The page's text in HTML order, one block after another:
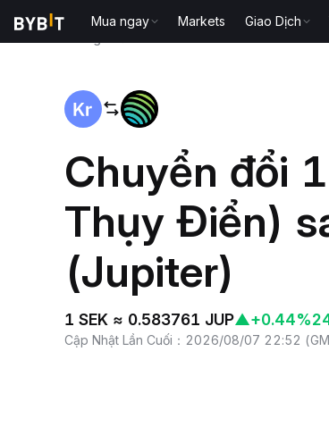
Mua ngay Markets Giao Dịch
Chuyển đổi
Thụy Điển)
(Jupiter)
1 SEK ≈ 0.583761 JUP▲+0.44%
Cập Nhật Lần Cuối ： 2026/08/07 22:52 (